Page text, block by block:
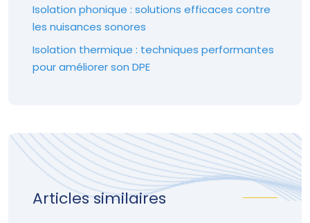
Isolation phonique : solutions efficaces contre
les nuisances sonores
Isolation thermique : techniques performantes
pour améliorer son DPE
Articles similaires